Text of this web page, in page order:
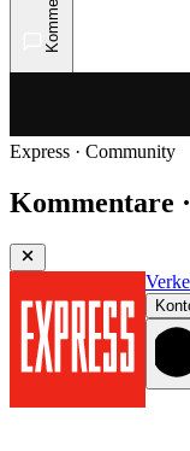
Express · Community
Kommentare